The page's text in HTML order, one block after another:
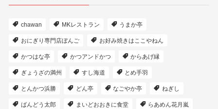
chawan MKレストラン うまか亭
おにぎり専門店ぼんご お好み焼きはここやねん
かつはな亭 かつアンドかつ からあげ縁
ぎょうざの満州 すし海道 とめ手羽
とんかつ浜勝 どん亭 なごやか亭 ねぎし
ばんどう太郎 まいどおおきに食堂 らあめん花月嵐